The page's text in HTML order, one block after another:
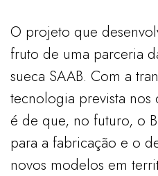
O projeto que
fruto de uma parceria
sueca SAAB. Com a
tecnologia prevista nos
é de que, no futuro, o
para a fabricação e o
novos modelos em